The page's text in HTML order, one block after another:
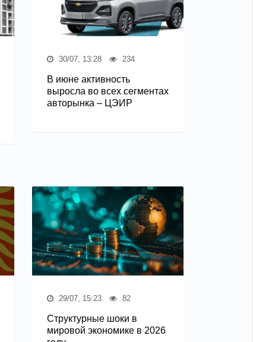
30/07, 13:28 234
В июне активность
выросла во всех сегментах
авторынка – ЦЭИР
29/07, 15:23 82
Структурные шоки в
мировой экономике в 2026